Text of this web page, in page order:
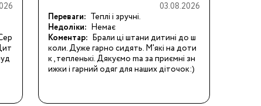
03.08.2026
Переваги: Теплі і зручні.
Недоліки: Немає
Коментар: Брали ці штани дитині до ш
коли. Дуже гарно сидять. М'які на доти
к , тепленькі. Дякуємо ma за приємні зн
ижки і гарний одяг для наших діточок:)